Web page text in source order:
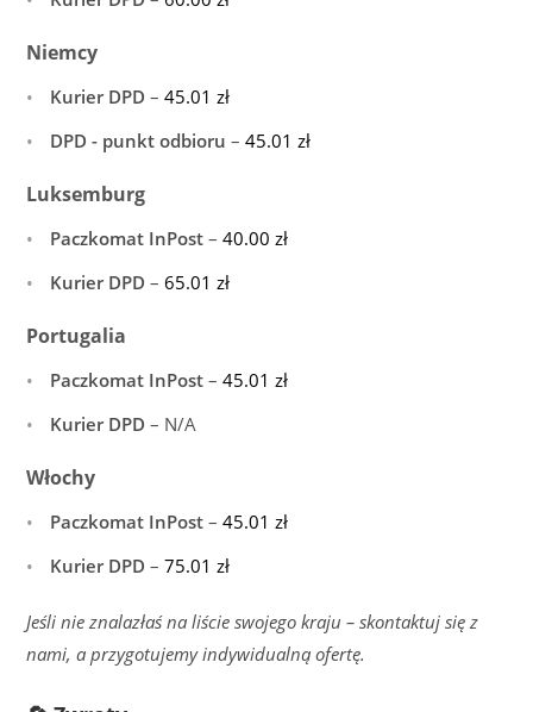
Niemcy
Kurier DPD –45.01zł
DPD - punkt odbioru –45.01zł
Luksemburg
Paczkomat InPost –40.00zł
Kurier DPD –65.01zł
Portugalia
Paczkomat InPost –45.01zł
Kurier DPD – N/A
Włochy
Paczkomat InPost –45.01zł
Kurier DPD –75.01zł
Jeśli nie znalazłaś na liście swojego kraju – skontaktuj się z
nami, a przygotujemy indywidualną ofertę.